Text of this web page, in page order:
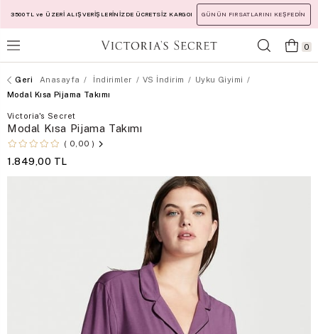
3500 TL ve ÜZERİ ALIŞVERİŞLERİNİZDE ÜCRETSİZ KARGO! GÜNÜN FIRSATLARINI KEŞFEDİN
0
Anasayfa İndirimler VS İndirim
Uyku Giyimi
Modal Kısa Pijama Takımı
Victoria's Secret
Modal Kısa Pijama Takımı
0,00
1.849,00 TL